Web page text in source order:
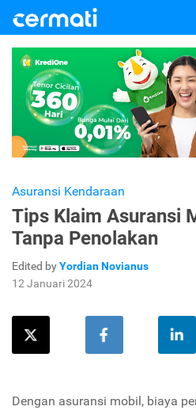
Asuransi Kendaraan
Tips Klaim Asuransi
Tanpa Penolakan
Edited byYordian Novianus
12 Januari 2024
Dengan asuransi mobil, biaya